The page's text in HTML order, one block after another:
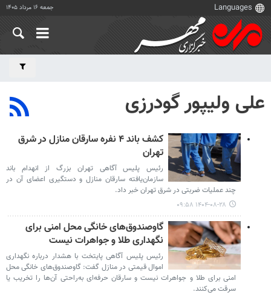
جمعه ۱۶ مرداد ۱۴۰۵
علی ولیپور گودرزی
کشف باند ۴ نفره سارقان منازل در شرق
تهران
رئیس پلیس آگاهی تهران بزرگ از انهدام باند
سازمان‌یافته سارقان منازل و دستگیری اعضای آن در
چند عملیات ضربتی در شرق تهران خبر داد.
۱۴۰۴-۰۸-۲۸ ۰۹:۵۸
گاوصندوق‌های خانگی محل امنی برای
نگهداری طلا و جواهرات نیست
رئیس پلیس آگاهی پایتخت با هشدار درباره نگهداری
اموال قیمتی در منازل گفت: گاوصندوق‌های خانگی محل
امنی برای طلا و جواهرات نیست و سارقان حرفه‌ای به‌راحتی آن‌ها را تخریب یا
سرقت می‌کنند.